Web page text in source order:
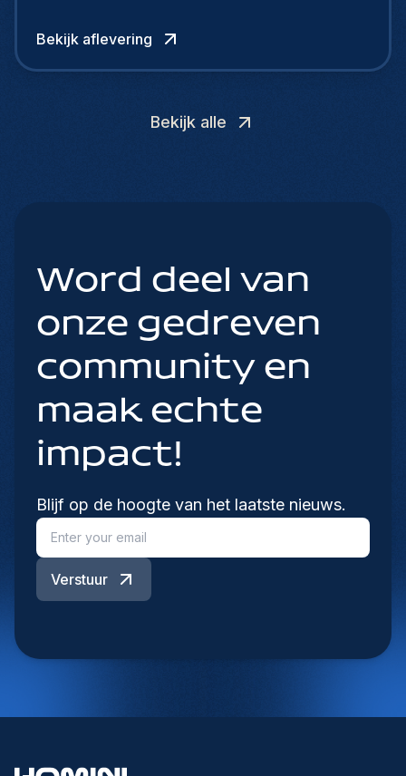
Bekijk aflevering
Bekijk alle
Word deel van
onze gedreven
community en
maak echte
impact!
Blijf op de hoogte van het laatste nieuws.
Verstuur